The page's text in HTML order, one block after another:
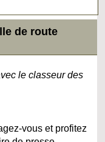
de route
le classeur des
vous et profitez